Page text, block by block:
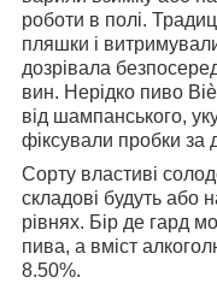
роботи в полі.
пляшки і
дозрівала
вин. Нерідко пиво
від шампанського,
фіксували пробки
Сорту властиві
складові будуть або
рівнях. Бір де гард
пива, а вміст
8.50%.